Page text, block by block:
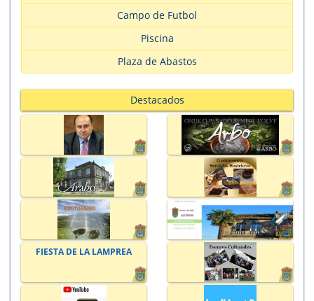
Campo de Futbol
Piscina
Plaza de Abastos
Destacados
FIESTA DE LA LAMPREA